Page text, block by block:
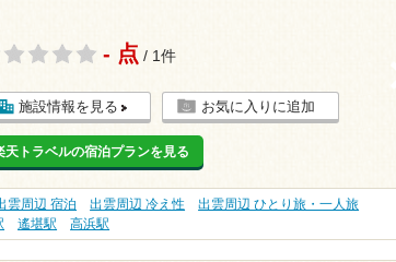
- 点 / 1件
施設情報を見る お気に入りに追加
天トラベルの宿泊プランを見る
雲周辺 宿泊 出雲周辺 冷え性
出雲周辺 ひとり旅・一人旅
遙堪駅 高浜駅